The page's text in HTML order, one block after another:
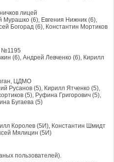
лицей
Мурашко (6), Евгения Нижник (6),
Богорад (6), Константин Мортиков
№1195
(6), Андрей Левченко (6), Кирилл
ЦДМО
Русанов (5), Кирилл Ятченко (5),
(5), Руфина Григорович (5),
Бугаева (5)
Королев (5И), Константин Шмидт
Мялицин (5И)
пользователей).